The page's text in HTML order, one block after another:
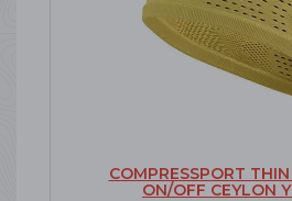
COMPRESSPORT
ON/OFF CEYLON